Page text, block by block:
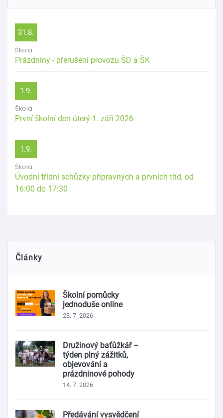
31.8.
Škola
Prázdniny - přerušení provozu ŠD a ŠK
1.9.
Škola
První školní den úterý 1. září 2026
1.9.
Škola
Úvodní třídní schůzky přípravných a prvních tříd, od
16:00 do 17:30
Články
Školní pomůcky
jednoduše online
23. 7. 2026
Družinový baťůžkář –
týden plný zážitků,
objevování a
prázdninové pohody
14. 7. 2026
Předávání vysvědčení